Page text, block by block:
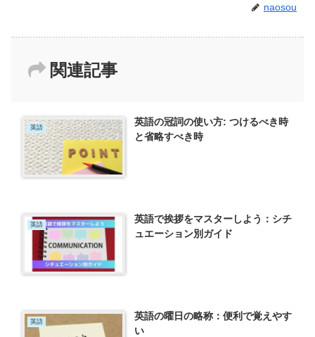
naosou
関連記事
英語
英語の冠詞の使い方: つけるべき時
と省略すべき時
英語
英語で挨拶をマスターしよう：シチ
ュエーション別ガイド
英語
英語の曜日の略称：便利で覚えやす
い